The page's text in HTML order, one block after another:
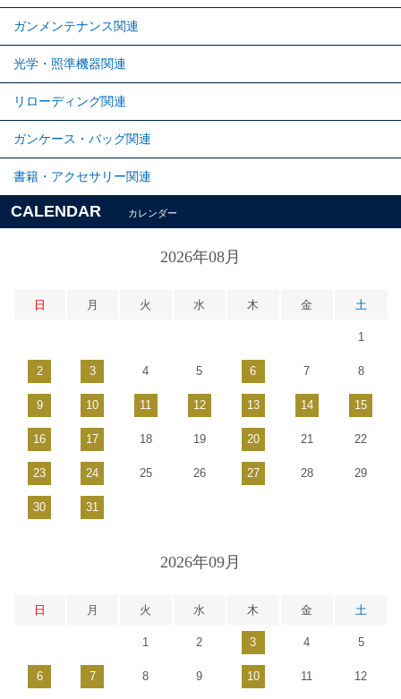
ガンメンテナンス関連
光学・照準機器関連
リローディング関連
ガンケース・バッグ関連
書籍・アクセサリー関連
CALENDAR カレンダー
2026年08月
日 月 火 水 木 金 土
1
2 3 4 5 6 7 8
9 10 11 12 13 14 15
16 17 18 19 20 21 22
23 24 25 26 27 28 29
30 31
2026年09月
日 月 火 水 木 金 土
1 2 3 4 5
6 7 8 9 10 11 12